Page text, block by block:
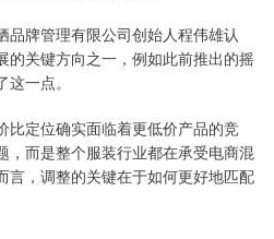
品牌管理有限公司创始人程伟雄认
的关键方向之一，例如此前推出的摇
一点。
比定位确实面临着更低价产品的竞
，而是整个服装行业都在承受电商混
言，调整的关键在于如何更好地匹配